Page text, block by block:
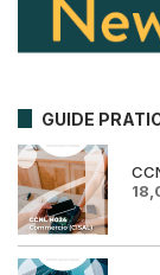
GUIDE
Il
era: